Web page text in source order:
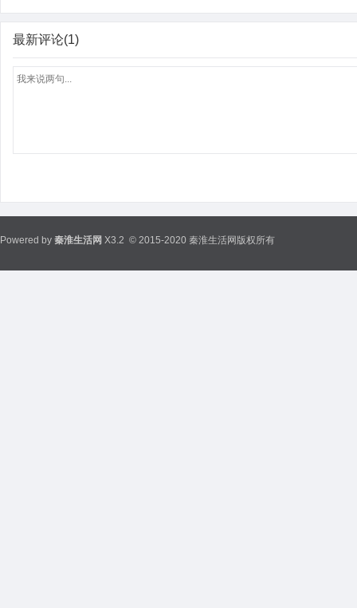
最新评论(1)
Powered by 秦淮生活网 X3.2 © 2015-2020 秦淮生活网版权所有